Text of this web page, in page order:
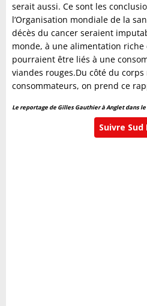
serait aussi. Ce sont les
l’Organisation mondiale de la
décès du cancer seraient
monde, à une alimentation
pourraient être liés à une
viandes rouges.Du côté du
consommateurs, on prend ce
Le reportage de Gilles Gauthier à Anglet dans le
Suivre Sud